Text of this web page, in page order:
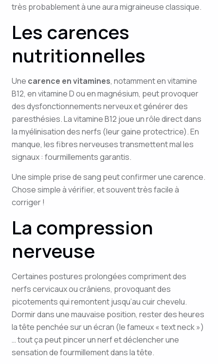
très probablement à une aura migraineuse classique.
Les carences
nutritionnelles
Une carence en vitamines, notamment en vitamine
B12, en vitamine D ou en magnésium, peut provoquer
des dysfonctionnements nerveux et générer des
paresthésies. La vitamine B12 joue un rôle direct dans
la myélinisation des nerfs (leur gaine protectrice). En
manque, les fibres nerveuses transmettent mal les
signaux : fourmillements garantis.
Une simple prise de sang peut confirmer une carence.
Chose simple à vérifier, et souvent très facile à
corriger !
La compression
nerveuse
Certaines postures prolongées compriment des
nerfs cervicaux ou crâniens, provoquant des
picotements qui remontent jusqu’au cuir chevelu.
Dormir dans une mauvaise position, rester des heures
la tête penchée sur un écran (le fameux « text neck »)
… tout ça peut pincer un nerf et déclencher une
sensation de fourmillement dans la tête.